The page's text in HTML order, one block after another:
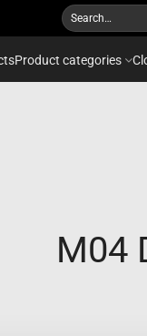
Search
for:
Product categories
M04